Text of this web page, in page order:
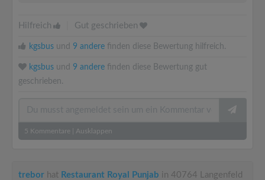
Hilfreich Gut geschrieben
kgsbus und 9 andere finden diese Bewertung hilfreich.
kgsbus und 9 andere finden diese Bewertung gut
geschrieben.
5 Kommentare Ausklappen
trebor hat Restaurant Royal Punjab in 40764 Langenfeld